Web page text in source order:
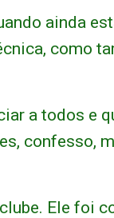
ainda
como
a todos e
confesso,
Ele foi